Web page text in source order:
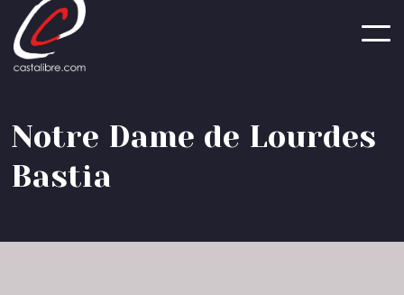
Notre Dame de Lourdes
Bastia
Panneau de gestion des cookies